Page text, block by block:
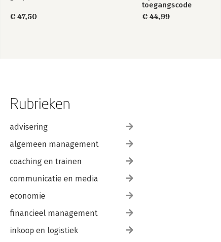
€ 47,50
toegangscode
€ 44,99
Rubrieken
advisering
algemeen management
coaching en trainen
communicatie en media
economie
financieel management
inkoop en logistiek